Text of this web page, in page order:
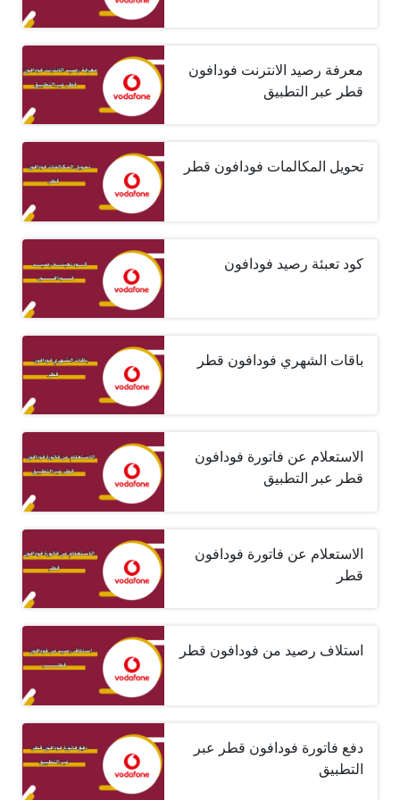
معرفة رصيد الانترنت فودافون
قطر عبر التطبيق
تحويل المكالمات فودافون قطر
كود تعبئة رصيد فودافون
باقات الشهري فودافون قطر
الاستعلام عن فاتورة فودافون
قطر عبر التطبيق
الاستعلام عن فاتورة فودافون
قطر
استلاف رصيد من فودافون قطر
دفع فاتورة فودافون قطر عبر
التطبيق